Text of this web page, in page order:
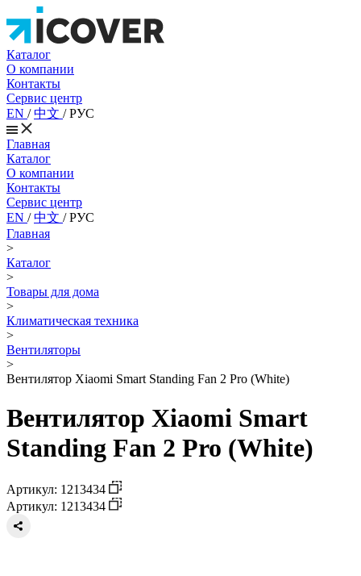
Каталог
О компании
Контакты
Сервис центр
EN /中文 /РУС
Главная
Каталог
О компании
Контакты
Сервис центр
EN /中文 /РУС
Главная
>
Каталог
>
Товары для дома
>
Климатическая техника
>
Вентиляторы
>
Вентилятор Xiaomi Smart Standing Fan 2 Pro (White)
Вентилятор Xiaomi Smart
Standing Fan 2 Pro (White)
Артикул: 1213434
Артикул: 1213434